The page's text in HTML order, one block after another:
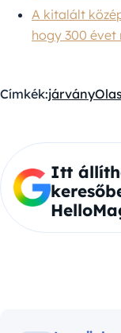
A kitalált
hogy 300
Címkék:járvány
Itt